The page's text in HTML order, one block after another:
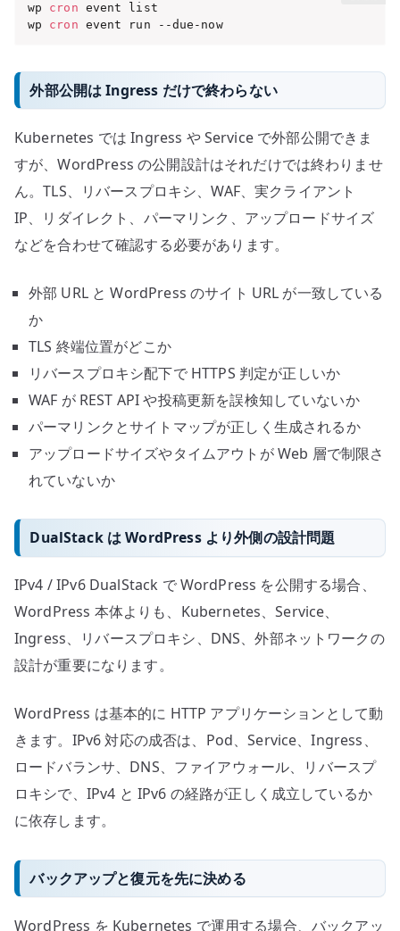
wp cron event list
wp cron event run --due-now
外部公開は Ingress だけで終わらない
Kubernetes では Ingress や Service で外部公開できま
すが、WordPress の公開設計はそれだけでは終わりませ
ん。TLS、リバースプロキシ、WAF、実クライアント
IP、リダイレクト、パーマリンク、アップロードサイズ
などを合わせて確認する必要があります。
外部 URL と WordPress のサイト URL が一致している
か
TLS 終端位置がどこか
リバースプロキシ配下で HTTPS 判定が正しいか
WAF が REST API や投稿更新を誤検知していないか
パーマリンクとサイトマップが正しく生成されるか
アップロードサイズやタイムアウトが Web 層で制限さ
れていないか
DualStack は WordPress より外側の設計問題
IPv4 / IPv6 DualStack で WordPress を公開する場合、
WordPress 本体よりも、Kubernetes、Service、
Ingress、リバースプロキシ、DNS、外部ネットワークの
設計が重要になります。
WordPress は基本的に HTTP アプリケーションとして動
きます。IPv6 対応の成否は、Pod、Service、Ingress、
ロードバランサ、DNS、ファイアウォール、リバースプ
ロキシで、IPv4 と IPv6 の経路が正しく成立しているか
に依存します。
バックアップと復元を先に決める
WordPress を Kubernetes で運用する場合、バックアッ